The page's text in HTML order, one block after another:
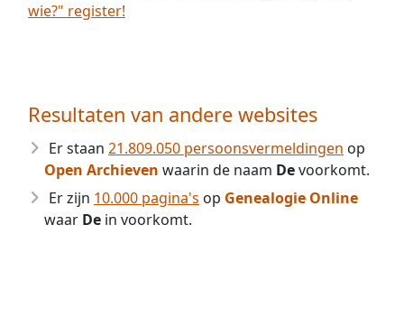
wie?" register!
Resultaten van andere websites
Er staan 21.809.050 persoonsvermeldingen op
Open Archieven waarin de naam Devoorkomt.
Er zijn 10.000 pagina's op Genealogie Online
waar De in voorkomt.